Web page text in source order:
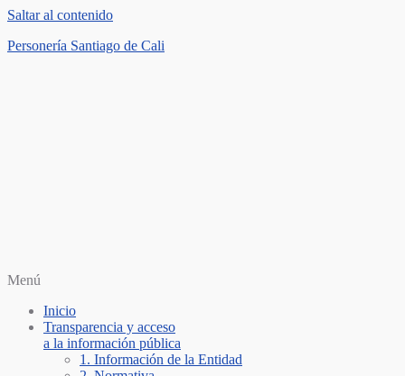
Saltar al contenido
Personería Santiago de Cali
Menú
Inicio
Transparencia y acceso
a la información pública
1. Información de la Entidad